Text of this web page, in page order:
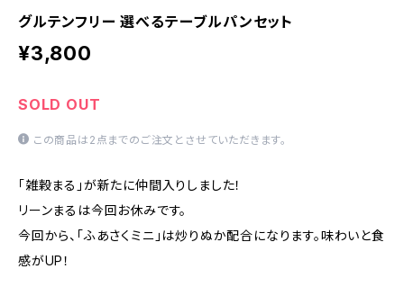
グルテンフリー 選べるテーブルパンセット
¥3,800
SOLD OUT
この商品は2点までのご注文とさせていただきます。
「雑穀まる」が新たに仲間入りしました！
リーンまるは今回お休みです。
今回から、「ふあさくミニ」は炒りぬか配合になります。味わいと食
感がUP！